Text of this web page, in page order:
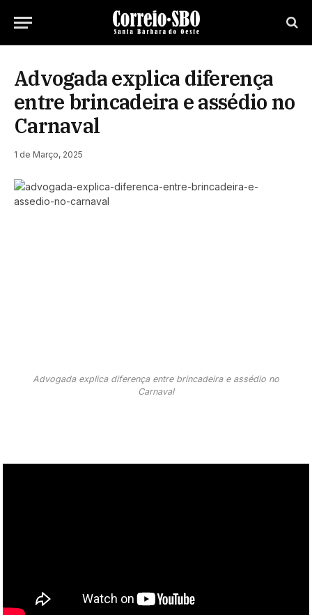
Advogada explica diferença
entre brincadeira e assédio no
Carnaval
1 de Março, 2025
Advogada explica diferença entre brincadeira e assédio no
Carnaval